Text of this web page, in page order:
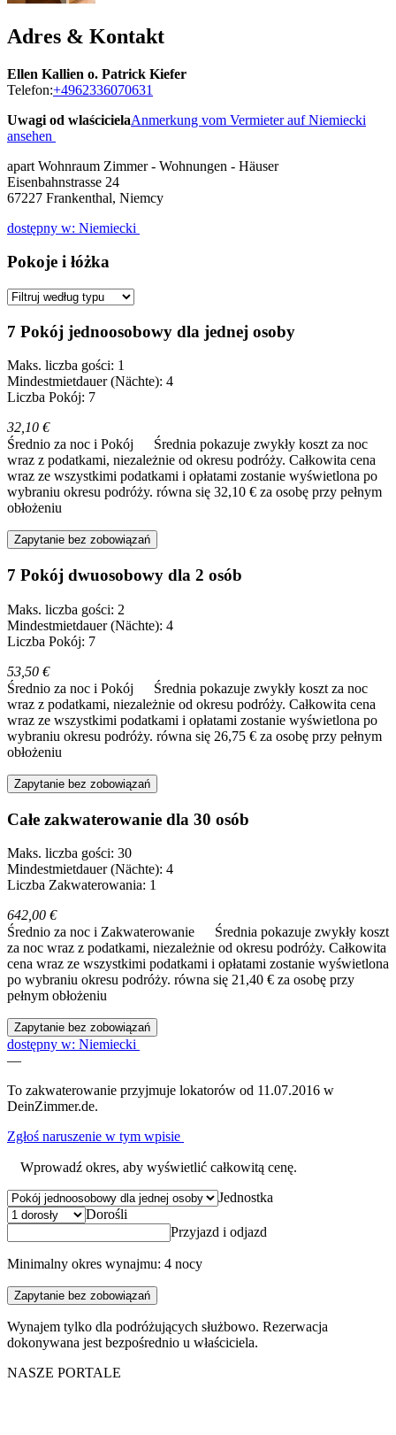
Adres & Kontakt
Ellen Kallien o. Patrick Kiefer
Telefon:+4962336070631
Uwagi od wlaścicielaAnmerkung vom Vermieter auf Niemiecki
ansehen
apart Wohnraum Zimmer - Wohnungen - Häuser
Eisenbahnstrasse 24
67227 Frankenthal, Niemcy
dostępny w: Niemiecki
Pokoje i łóżka
7 Pokój jednoosobowy dla jednej osoby
Maks. liczba gości: 1
Mindestmietdauer (Nächte): 4
Liczba Pokój: 7
32,10 €
Średnio za noc i Pokój
Średnia pokazuje zwykły koszt za noc
wraz z podatkami, niezależnie od okresu podróży. Całkowita cena
wraz ze wszystkimi podatkami i opłatami zostanie wyświetlona po
wybraniu okresu podróży. równa się 32,10 € za osobę przy pełnym
obłożeniu
Zapytanie bez zobowiązań
7 Pokój dwuosobowy dla 2 osób
Maks. liczba gości: 2
Mindestmietdauer (Nächte): 4
Liczba Pokój: 7
53,50 €
Średnio za noc i Pokój
Średnia pokazuje zwykły koszt za noc
wraz z podatkami, niezależnie od okresu podróży. Całkowita cena
wraz ze wszystkimi podatkami i opłatami zostanie wyświetlona po
wybraniu okresu podróży. równa się 26,75 € za osobę przy pełnym
obłożeniu
Zapytanie bez zobowiązań
Całe zakwaterowanie dla 30 osób
Maks. liczba gości: 30
Mindestmietdauer (Nächte): 4
Liczba Zakwaterowania: 1
642,00 €
Średnio za noc i Zakwaterowanie
Średnia pokazuje zwykły koszt
za noc wraz z podatkami, niezależnie od okresu podróży. Całkowita
cena wraz ze wszystkimi podatkami i opłatami zostanie wyświetlona
po wybraniu okresu podróży. równa się 21,40 € za osobę przy
pełnym obłożeniu
Zapytanie bez zobowiązań
dostępny w: Niemiecki
—
To zakwaterowanie przyjmuje lokatorów od 11.07.2016 w
DeinZimmer.de.
Zgłoś naruszenie w tym wpisie
Wprowadź okres, aby wyświetlić całkowitą cenę.
Jednostka
Dorośli
Przyjazd i odjazd
Minimalny okres wynajmu: 4 nocy
Zapytanie bez zobowiązań
Wynajem tylko dla podróżujących służbowo. Rezerwacja
dokonywana jest bezpośrednio u właściciela.
NASZE PORTALE